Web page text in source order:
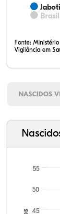
Brasil
Fonte:
Vigilância em
NASCIDOS
45
50
55